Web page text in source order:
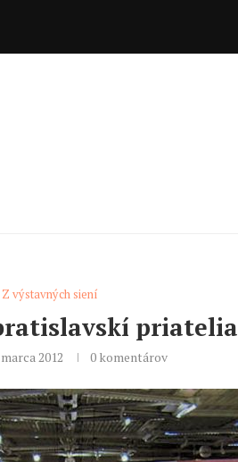
Z výstavných siení
priatelia
marca 2012 0 komentárov